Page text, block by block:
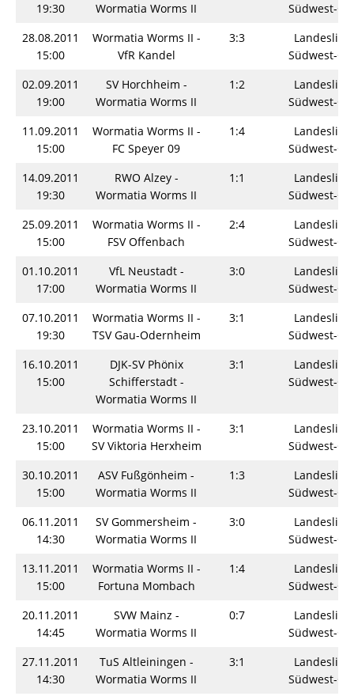
19:30
Wormatia Worms II
Südwest-
28.08.2011
15:00
Wormatia Worms II -
VfR Kandel
3:3
Landesliga
Südwest-
02.09.2011
19:00
SV Horchheim -
Wormatia Worms II
1:2
Landesliga
Südwest-
11.09.2011
15:00
Wormatia Worms II -
FC Speyer 09
1:4
Landesliga
Südwest-
14.09.2011
19:30
RWO Alzey -
Wormatia Worms II
1:1
Landesliga
Südwest-
25.09.2011
15:00
Wormatia Worms II -
FSV Offenbach
2:4
Landesliga
Südwest-
01.10.2011
17:00
VfL Neustadt -
Wormatia Worms II
3:0
Landesliga
Südwest-
07.10.2011
19:30
Wormatia Worms II -
TSV Gau-Odernheim
3:1
Landesliga
Südwest-
16.10.2011
15:00
DJK-SV Phönix
Schifferstadt -
Wormatia Worms II
3:1
Landesliga
Südwest-
23.10.2011
15:00
Wormatia Worms II -
SV Viktoria Herxheim
3:1
Landesliga
Südwest-
30.10.2011
15:00
ASV Fußgönheim -
Wormatia Worms II
1:3
Landesliga
Südwest-
06.11.2011
14:30
SV Gommersheim -
Wormatia Worms II
3:0
Landesliga
Südwest-
13.11.2011
15:00
Wormatia Worms II -
Fortuna Mombach
1:4
Landesliga
Südwest-
20.11.2011
14:45
SVW Mainz -
Wormatia Worms II
0:7
Landesliga
Südwest-
27.11.2011
14:30
TuS Altleiningen -
Wormatia Worms II
3:1
Landesliga
Südwest-